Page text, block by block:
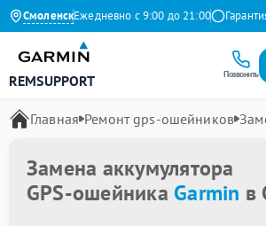
Смоленск
Яндекс Ежедневно с 9:00 до 21:00 Гарантия
REMSUPPORT Позвонить
Главная Ремонт gps-ошейников
Замена аккумулятора
GPS-ошейника Garmin в